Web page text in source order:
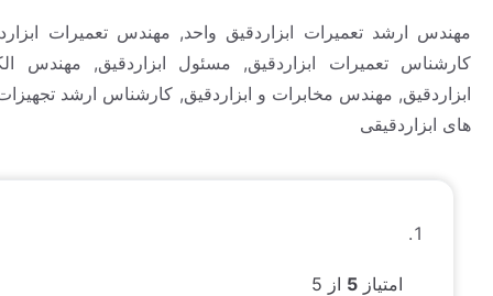
تعمیرات ابزاردقیق واحد, مهندس تعمیرات ابزاردقیق واحد,
تعمیرات ابزاردقیق, مسئول ابزاردقیق, مهندس الکترونیک و
مهندس مخابرات و ابزاردقیق, کارشناس ارشد تجهیزات و دستگاه
از 5